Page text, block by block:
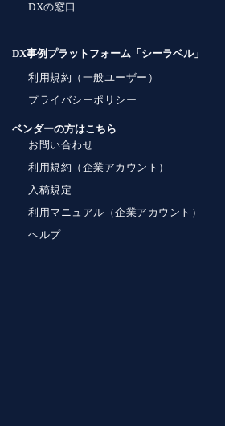
DXの窓口
DX事例プラットフォーム「シーラベル」
利用規約（一般ユーザー）
プライバシーポリシー
ベンダーの方はこちら
お問い合わせ
利用規約（企業アカウント）
入稿規定
利用マニュアル（企業アカウント）
ヘルプ